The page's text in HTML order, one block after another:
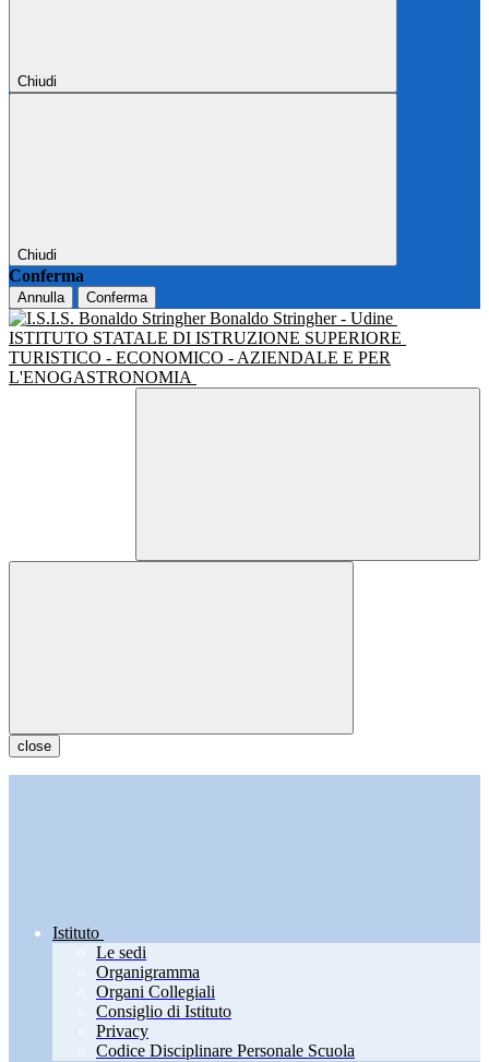
Chiudi
Chiudi
Conferma
Annulla Conferma
Bonaldo Stringher - Udine
ISTITUTO STATALE DI ISTRUZIONE SUPERIORE
TURISTICO - ECONOMICO - AZIENDALE E PER
L'ENOGASTRONOMIA
close
Istituto
Le sedi
Organigramma
Organi Collegiali
Consiglio di Istituto
Privacy
Codice Disciplinare Personale Scuola